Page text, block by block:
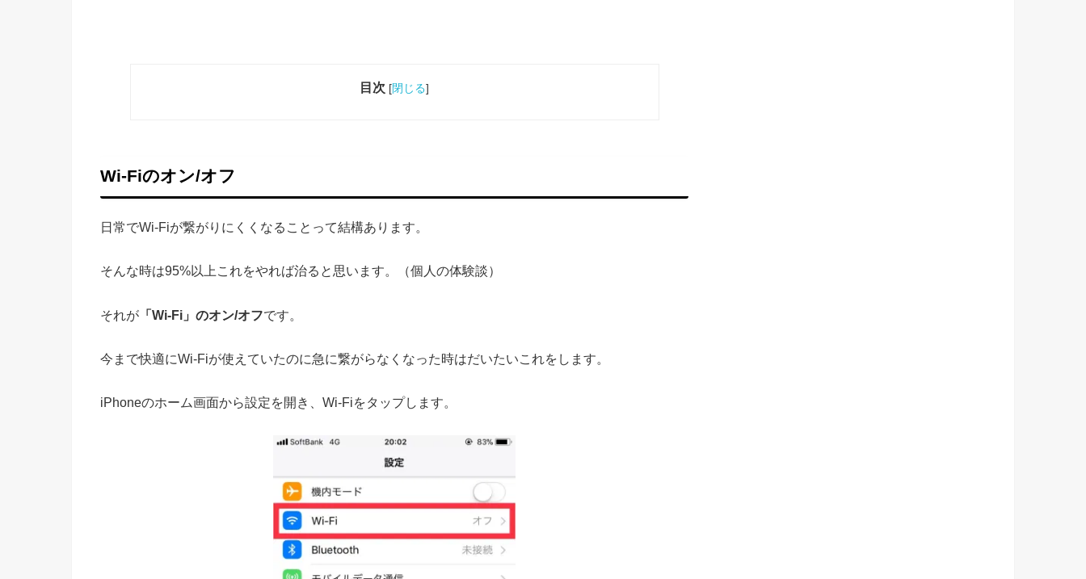
目次 [閉じる]
Wi-Fiのオン/オフ
日常でWi-Fiが繋がりにくくなることって結構あります。
そんな時は95%以上これをやれば治ると思います。（個人の体験談）
それが 「Wi-Fi」のオン/オフです。
今まで快適にWi-Fiが使えていたのに急に繋がらなくなった時はだいたいこれをします。
iPhoneのホーム画面から設定を開き、Wi-Fiをタップします。